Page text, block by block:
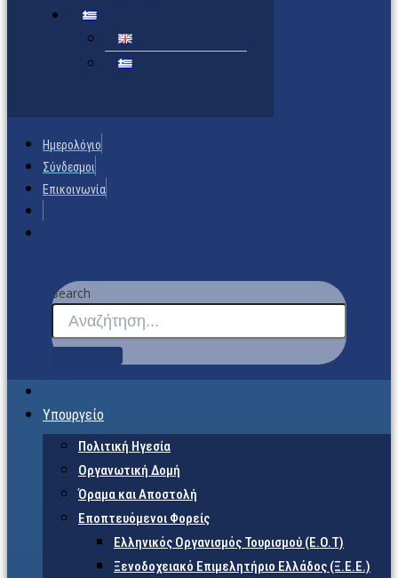
Ημερολόγιο
Σύνδεσμοι
Επικοινωνία
Search
Υπουργείο
Πολιτική Ηγεσία
Οργανωτική Δομή
Όραμα και Αποστολή
Εποπτευόμενοι Φορείς
Eλληνικός Οργανισμός Τουρισμού (Ε.Ο.Τ)
Ξενοδοχειακό Επιμελητήριο Ελλάδος (Ξ.Ε.Ε.)